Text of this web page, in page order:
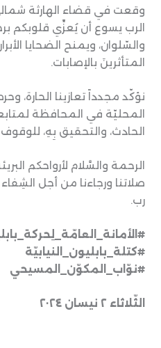
وقعت في قضاء الهارثة
الرب يسوع أن يُعزِّي قلوبكم
والسّلوان، ويمنح الضحايا
المتأثرينَ بالإصابات.
نؤكّد مجدداً تعازينا الحارة،
المحليّة في المحافظة
الحادث، والتحقيق بِهِ،
الرحمة والسَّلام لأرواحكم
صلاتنا ورجاءنا من أجل
رب.
#كتلة_بابليون_النيابيّة
#نوّاب_المكوّن_المسيحي
الثّلاثاء ٢ نيسان ٢٠٢٤